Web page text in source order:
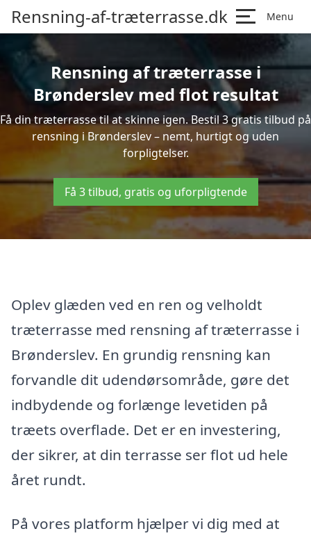
Rensning-af-træterrasse.dk Menu
Rensning af træterrasse i
Brønderslev med flot resultat
Få din træterrasse til at skinne igen. Bestil 3 gratis tilbud på
rensning i Brønderslev – nemt, hurtigt og uden
forpligtelser.
Få 3 tilbud, gratis og uforpligtende
Oplev glæden ved en ren og velholdt
træterrasse med rensning af træterrasse i
Brønderslev. En grundig rensning kan
forvandle dit udendørsområde, gøre det
indbydende og forlænge levetiden på
træets overflade. Det er en investering,
der sikrer, at din terrasse ser flot ud hele
året rundt.
På vores platform hjælper vi dig med at